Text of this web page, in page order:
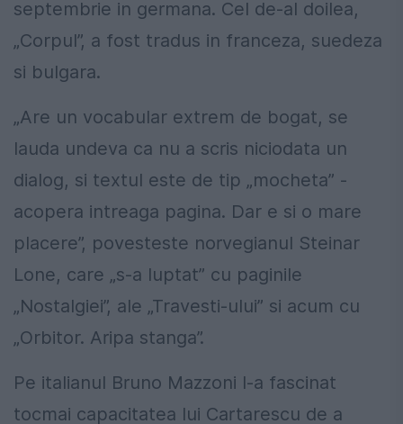
septembrie in germana. Cel de-al doilea,
„Corpul”, a fost tradus in franceza, suedeza
si bulgara.
„Are un vocabular extrem de bogat, se
lauda undeva ca nu a scris niciodata un
dialog, si textul este de tip „mocheta” -
acopera intreaga pagina. Dar e si o mare
placere”, povesteste norvegianul Steinar
Lone, care „s-a luptat” cu paginile
„Nostalgiei”, ale „Travesti-ului” si acum cu
„Orbitor. Aripa stanga”.
Pe italianul Bruno Mazzoni l-a fascinat
tocmai capacitatea lui Cartarescu de a